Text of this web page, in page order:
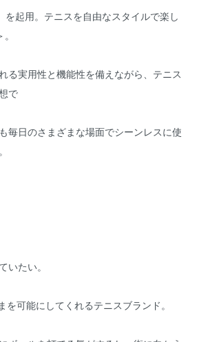
起用。テニスを自由なスタイルで楽し
る実用性と機能性を備えながら、テニス
で
毎日のさまざまな場面でシーンレスに使
いたい。
を可能にしてくれるテニスブランド。